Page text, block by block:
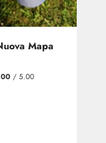
Mapa
/ 5.00